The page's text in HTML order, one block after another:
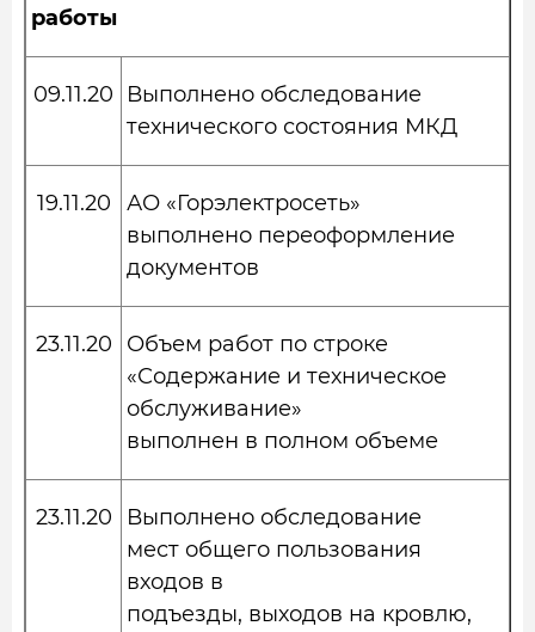
работы
09.11.20
Выполнено обследование
технического состояния МКД
19.11.20
АО «Горэлектросеть»
выполнено переоформление
документов
23.11.20
Объем работ по строке
«Содержание и техническое
обслуживание»
выполнен в полном объеме
23.11.20
Выполнено обследование
мест общего пользования
входов в
подъезды, выходов на кровлю,